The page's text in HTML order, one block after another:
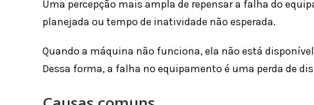
Uma percepção mais ampla de repensar a falha do
planejada ou tempo de inatividade não esperada.
Quando a máquina não funciona, ela não está
Dessa forma, a falha no equipamento é uma perda de